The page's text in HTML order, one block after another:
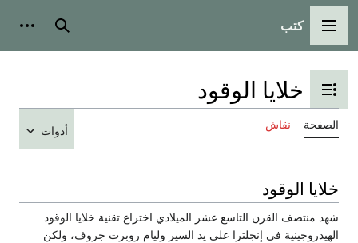
القائمة الرئيسية
كتب بحث
تبديل عرض جدول المحتويات
خلايا الوقود
الصفحة نقاش أدوات
خلايا الوقود
شهد منتصف القرن التاسع عشر الميلادي اختراع تقنية خلايا الوقود
الهيدروجينية في إنجلترا على يد السير وليام روبرت جروف، ولكن